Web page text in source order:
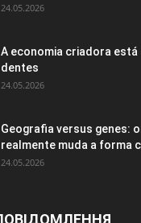
24.05.2026
A economia criadora
dentes
24.05.2026
Geografia versus genes:
realmente muda a forma
24.05.2026